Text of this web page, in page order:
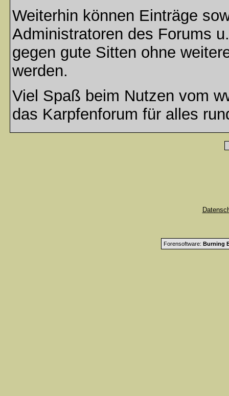
Weiterhin können Einträge
Administratoren des Forums
gegen gute Sitten ohne
werden.
Viel Spaß beim Nutzen vom
das Karpfenforum für alles
Forensoftware: Burning